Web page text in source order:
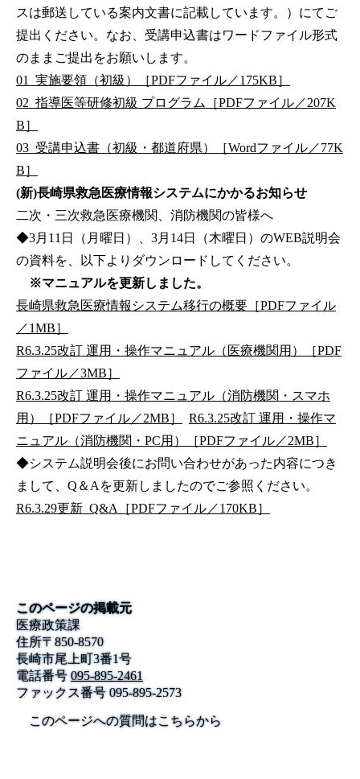
スは郵送している案内文書に記載しています。）にてご
提出ください。なお、受講申込書はワードファイル形式
のままご提出をお願いします。
01_実施要領（初級）［PDFファイル／175KB］
02_指導医等研修初級 プログラム［PDFファイル／207K
B］
03_受講申込書（初級・都道府県）［Wordファイル／77K
B］
(新)長崎県救急医療情報システムにかかるお知らせ
二次・三次救急医療機関、消防機関の皆様へ
◆3月11日（月曜日）、3月14日（木曜日）のWEB説明会
の資料を、以下よりダウンロードしてください。
※マニュアルを更新しました。
長崎県救急医療情報システム移行の概要［PDFファイル
／1MB］
R6.3.25改訂 運用・操作マニュアル（医療機関用）［PDF
ファイル／3MB］
R6.3.25改訂 運用・操作マニュアル（消防機関・スマホ
用）［PDFファイル／2MB］
R6.3.25改訂 運用・操作マ
ニュアル（消防機関・PC用）［PDFファイル／2MB］
◆システム説明会後にお問い合わせがあった内容につき
まして、Q＆Aを更新しましたのでご参照ください。
R6.3.29更新_Q&A［PDFファイル／170KB］
このページの掲載元
医療政策課
住所〒850-8570
長崎市尾上町3番1号
電話番号 095-895-2461
ファックス番号095-895-2573
このページへの質問はこちらから